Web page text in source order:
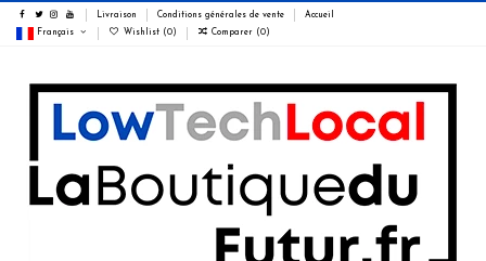
Livraison Conditions générales de vente Accueil
Français Wishlist (0) Comparer (0)